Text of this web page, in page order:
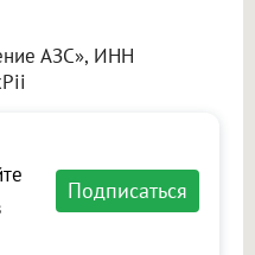
АЗС», ИНН
Подписаться